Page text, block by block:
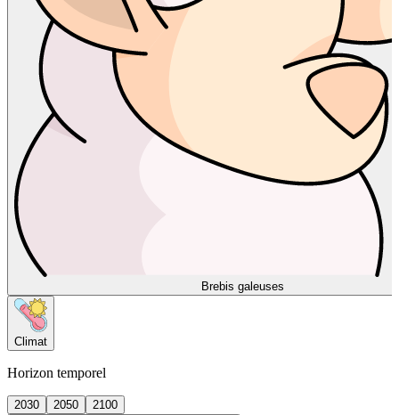
Brebis galeuses
Climat
Horizon temporel
2030 2050
2100